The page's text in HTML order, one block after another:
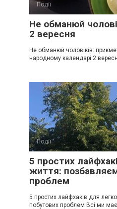
Події
Не обманюй
2 вересня
Не обманюй чоловіків:
народному календарі 2
Події
5 простих
життя:
проблем
5 простих лайфхаків для
побутових проблем Всі ми